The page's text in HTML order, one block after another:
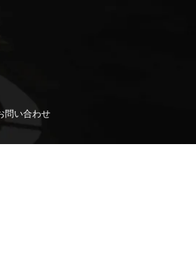
問い合わせ